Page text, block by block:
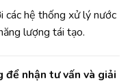
các hệ thống xử lý nước
lượng tái tạo.
để nhận tư vấn và giải